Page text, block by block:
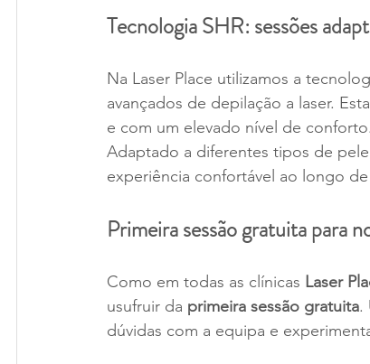
Tecnologia SHR: sessões
Na Laser Place utilizamos a
avançados de depilação a laser.
e com um elevado nível de conforto.
Adaptado a diferentes tipos de
experiência confortável ao longo
Primeira sessão gratuita para
Como em todas as clínicas Laser
usufruir da primeira sessão gratuita.
dúvidas com a equipa e